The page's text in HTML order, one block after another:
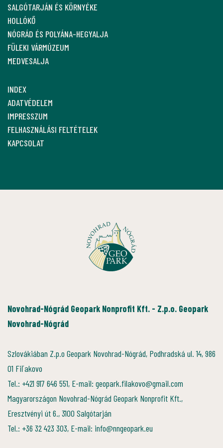
SALGÓTARJÁN ÉS KÖRNYÉKE
HOLLÓKŐ
NÓGRÁD ÉS POLYÁNA-HEGYALJA
FÜLEKI VÁRMÚZEUM
MEDVESALJA
INDEX
ADATVÉDELEM
IMPRESSZUM
FELHASZNÁLÁSI FELTÉTELEK
KAPCSOLAT
Novohrad-Nógrád Geopark Nonprofit Kft. - Z.p.o. Geopark
Novohrad-Nógrád
Szlovákiában Z.p.o Geopark Novohrad-Nógrád, Podhradská ul. 14, 986
01 Fiľakovo
Tel.: +421 917 646 551, E-mail: geopark.filakovo@gmail.com
Magyarországon Novohrad-Nógrád Geopark Nonprofit Kft.,
Eresztvényi út 6., 3100 Salgótarján
Tel.: +36 32 423 303, E-mail: info@nngeopark.eu